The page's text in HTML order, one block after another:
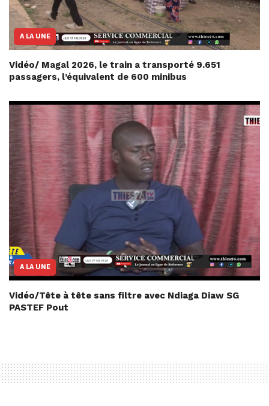
A LA UNE
Vidéo/ Magal 2026, le train a transporté 9.651
passagers, l’équivalent de 600 minibus
A LA UNE
Vidéo/Tête à tête sans filtre avec Ndiaga Diaw SG
PASTEF Pout